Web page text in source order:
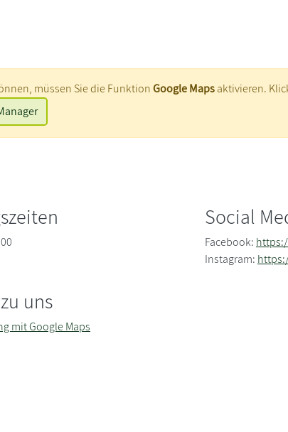
müssen Sie die FunktionGoogle Mapsaktivieren.
Consent Manager
uns
mit Google Maps
Social
Facebook:
Instagram: